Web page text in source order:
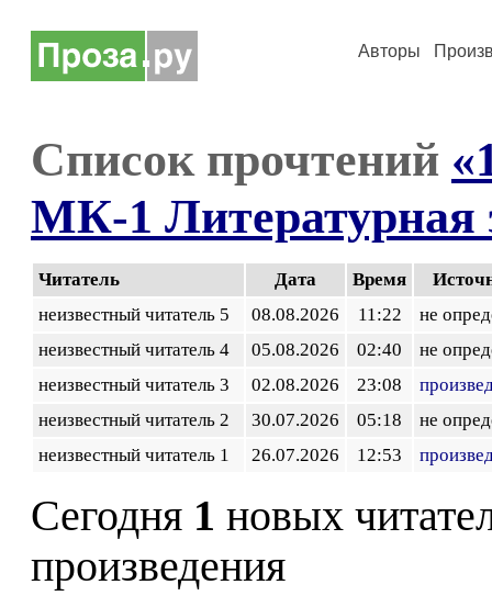
Авторы
Список прочтений
МК-1 Литературная
Читатель Дата Время
неизвестный читатель 5
08.08.2026 11:22
не
неизвестный читатель 4
05.08.2026 02:40
не
неизвестный читатель 3
02.08.2026 23:08
неизвестный читатель 2
30.07.2026 05:18
не
неизвестный читатель 1
26.07.2026 12:53
Сегодня 1 новых
произведения